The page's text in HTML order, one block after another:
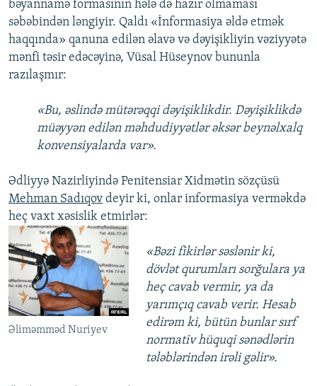
bəyannamə formasının hələ də hazır olmaması
səbəbindən ləngiyir. Qaldı «İnformasiya əldə etmək
haqqında» qanuna edilən əlavə və dəyişikliyin vəziyyətə
mənfi təsir edəcəyinə, Vüsal Hüseynov bununla
razılaşmır:
«Bu, əslində mütərəqqi dəyişiklikdir. Dəyişiklikdə
müəyyən edilən məhdudiyyətlər əksər beynəlxalq
konvensiyalarda var».
Ədliyyə Nazirliyində Penitensiar Xidmətin sözçüsü
Mehman Sadıqov deyir ki, onlar informasiya verməkdə
heç vaxt xəsislik etmirlər:
Əliməmməd Nuriyev
«Bəzi fikirlər səslənir ki,
dövlət qurumları sorğulara ya
heç cavab vermir, ya da
yarımçıq cavab verir. Hesab
edirəm ki, bütün bunlar sırf
normativ hüquqi sənədlərin
tələblərindən irəli gəlir».